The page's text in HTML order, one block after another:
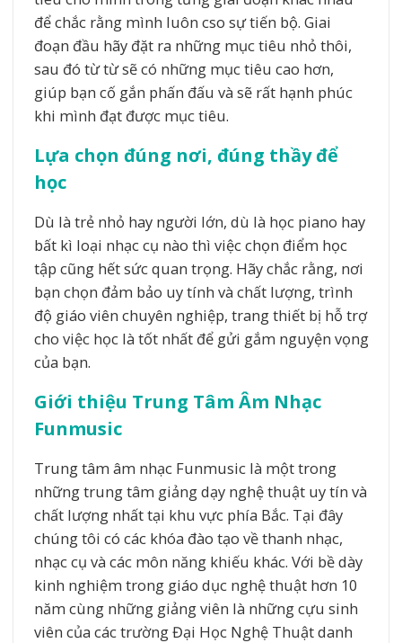
để chắc rằng mình luôn cso sự tiến bộ. Giai
đoạn đầu hãy đặt ra những mục tiêu nhỏ thôi,
sau đó từ từ sẽ có những mục tiêu cao hơn,
giúp bạn cố gắn phấn đấu và sẽ rất hạnh phúc
khi mình đạt được mục tiêu.
Lựa chọn đúng nơi, đúng thầy để
học
Dù là trẻ nhỏ hay người lớn, dù là học piano hay
bất kì loại nhạc cụ nào thì việc chọn điểm học
tập cũng hết sức quan trọng. Hãy chắc rằng, nơi
bạn chọn đảm bảo uy tính và chất lượng, trình
độ giáo viên chuyên nghiệp, trang thiết bị hỗ trợ
cho việc học là tốt nhất để gửi gắm nguyện vọng
của bạn.
Giới thiệu Trung Tâm Âm Nhạc
Funmusic
Trung tâm âm nhạc Funmusic là một trong
những trung tâm giảng dạy nghệ thuật uy tín và
chất lượng nhất tại khu vực phía Bắc. Tại đây
chúng tôi có các khóa đào tạo về thanh nhạc,
nhạc cụ và các môn năng khiếu khác. Với bề dày
kinh nghiệm trong giáo dục nghệ thuật hơn 10
năm cùng những giảng viên là những cựu sinh
viên của các trường Đại Học Nghệ Thuật danh